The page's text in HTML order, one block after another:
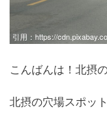
引用： https://
こんばんは！北摂
北摂の穴場スポッ